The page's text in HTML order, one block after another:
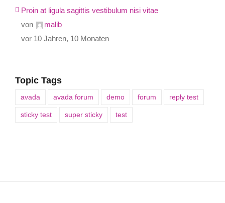
Proin at ligula sagittis vestibulum nisi vitae
von
malib
vor 10 Jahren, 10 Monaten
Topic Tags
avada avada forum demo forum reply test
sticky test super sticky test